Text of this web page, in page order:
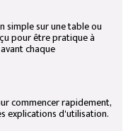
simple sur une table ou
pour être pratique à
chaque
commencer rapidement,
explications d'utilisation.